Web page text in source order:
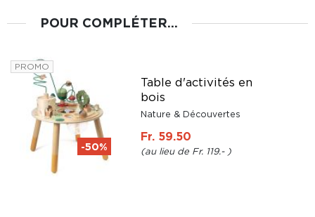
POUR COMPLÉTER...
PROMO
Table d'activités en
bois
Nature & Découvertes
Fr. 59.50
Fr. 119.-
-50%